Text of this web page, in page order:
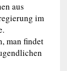
aus
im
man findet